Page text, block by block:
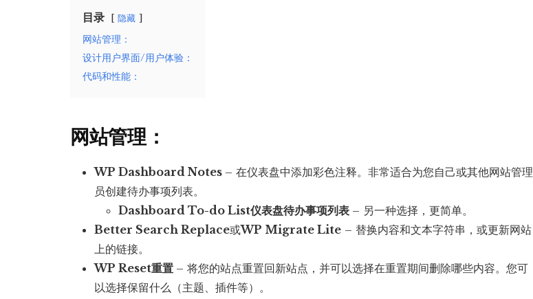
目录 隐藏
网站管理：
设计用户界面/用户体验：
代码和性能：
网站管理：
WP Dashboard Notes – 在仪表盘中添加彩色注释。非常适合为您自己或其他网站管理
员创建待办事项列表。
Dashboard To-do List仪表盘待办事项列表 – 另一种选择，更简单。
Better Search Replace或WP Migrate Lite – 替换内容和文本字符串，或更新网站
上的链接。
WP Reset重置 – 将您的站点重置回新站点，并可以选择在重置期间删除哪些内容。您可
以选择保留什么（主题、插件等）。